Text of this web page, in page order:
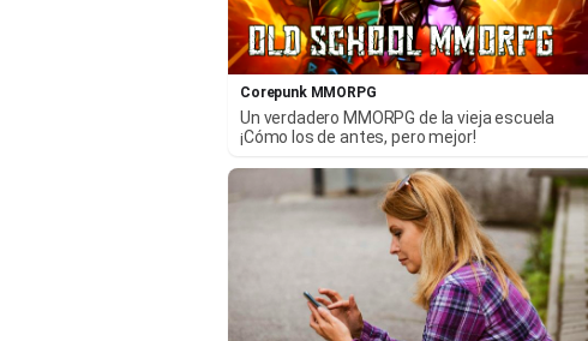
Corepunk MMORPG
Un verdadero MMORPG de la vieja escuela
¡Cómo los de antes, pero mejor!